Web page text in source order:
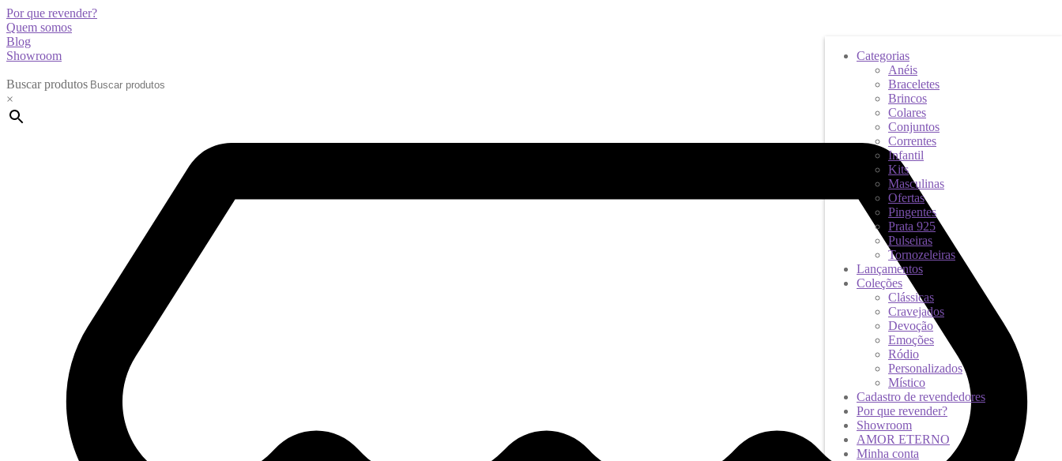
Por que revender?
Quem somos
Blog
Showroom
Buscar produtos
×
Categorias
Anéis
Braceletes
Brincos
Colares
Conjuntos
Correntes
Infantil
Kits
Masculinas
Ofertas
Pingentes
Prata 925
Pulseiras
Tornozeleiras
Lançamentos
Coleções
Clássicas
Cravejados
Devoção
Emoções
Ródio
Personalizados
Místico
Cadastro de revendedores
Por que revender?
Showroom
AMOR ETERNO
Minha conta